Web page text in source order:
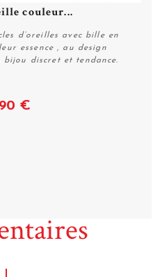
couleur...
d’oreilles avec bille en
essence , au design
discret et tendance.
€